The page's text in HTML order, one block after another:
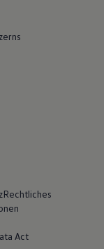
Rechtliches
Act